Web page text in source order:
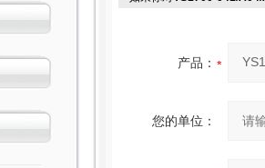
产品：
您的单位：